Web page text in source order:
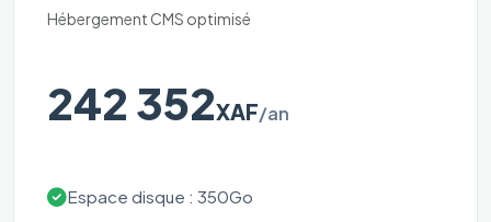
Hébergement CMS optimisé
242 352XAF/an
Espace disque : 350Go